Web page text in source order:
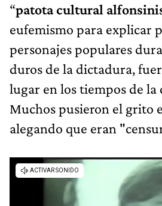
“patota cultural
eufemismo para explicar
personajes populares
duros de la dictadura,
lugar en los tiempos de la
Muchos pusieron el grito
alegando que eran